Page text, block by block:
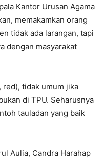
Kantor Urusan Agama
memakamkan orang
tidak ada larangan, tapi
dengan masyarakat
red), tidak umum jika
di TPU. Seharusnya
tauladan yang baik
Aulia, Candra Harahap